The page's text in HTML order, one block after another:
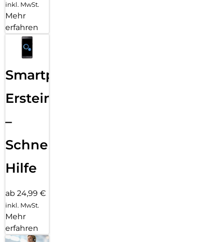
inkl. MwSt.
Mehr
erfahren
Smartphone
Ersteinrichtung
–
Schnelle
Hilfe
ab 24,99 €
inkl. MwSt.
Mehr
erfahren